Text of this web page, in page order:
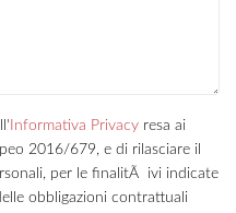
Informativa Privacy resa ai
2016/679, e di rilasciare il
per le finalitÃ ivi indicate
obbligazioni contrattuali